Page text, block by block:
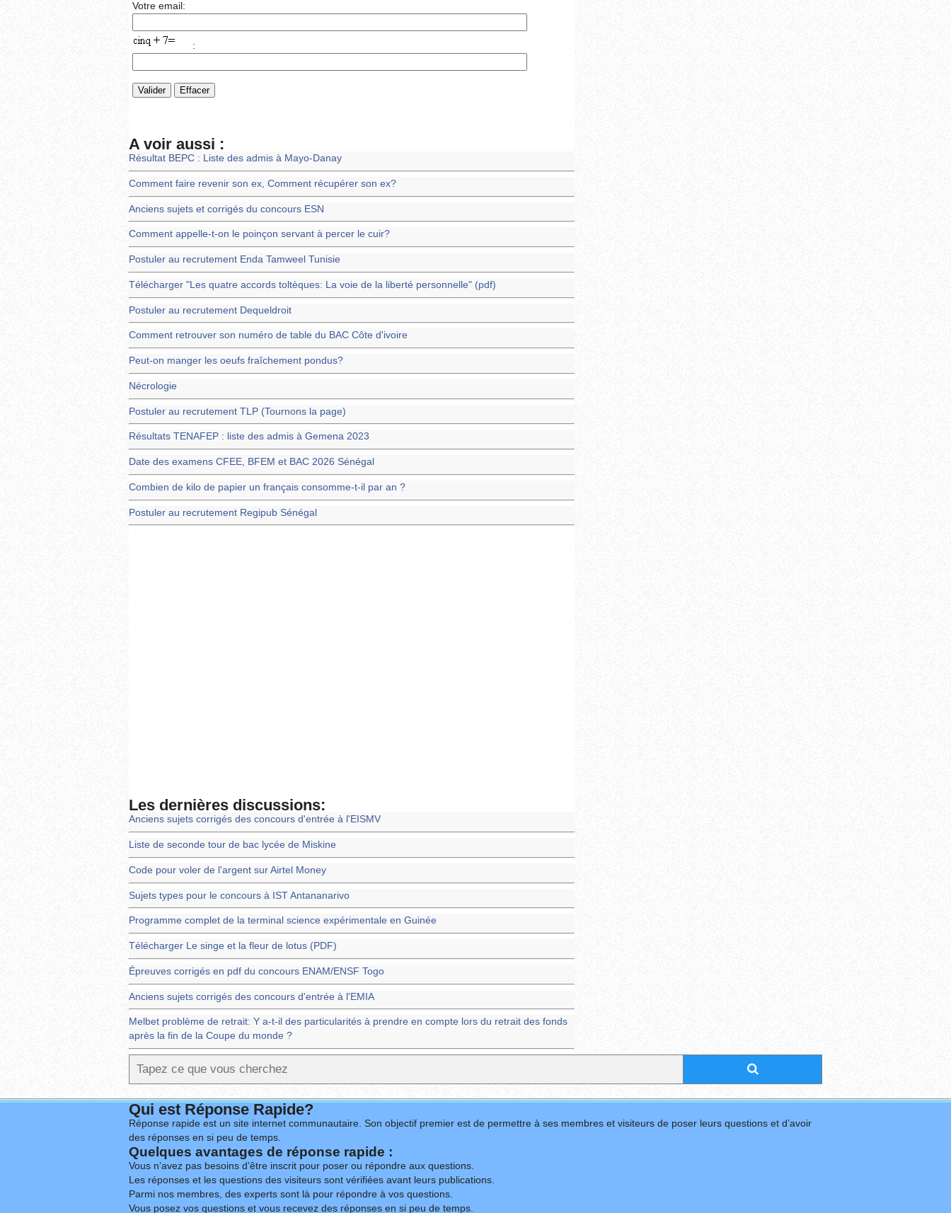
Votre email:
:
A voir aussi :
Résultat BEPC : Liste des admis à Mayo-Danay
Comment faire revenir son ex, Comment récupérer son ex?
Anciens sujets et corrigés du concours ESN
Comment appelle-t-on le poinçon servant à percer le cuir?
Postuler au recrutement Enda Tamweel Tunisie
Télécharger "Les quatre accords toltèques: La voie de la liberté personnelle" (pdf)
Postuler au recrutement Dequeldroit
Comment retrouver son numéro de table du BAC Côte d'ivoire
Peut-on manger les oeufs fraîchement pondus?
Nécrologie
Postuler au recrutement TLP (Tournons la page)
Résultats TENAFEP : liste des admis à Gemena 2023
Date des examens CFEE, BFEM et BAC 2026 Sénégal
Combien de kilo de papier un français consomme-t-il par an ?
Postuler au recrutement Regipub Sénégal
Les dernières discussions:
Anciens sujets corrigés des concours d'entrée à l'EISMV
Liste de seconde tour de bac lycée de Miskine
Code pour voler de l'argent sur Airtel Money
Sujets types pour le concours à IST Antananarivo
Programme complet de la terminal science expérimentale en Guinée
Télécharger Le singe et la fleur de lotus (PDF)
Épreuves corrigés en pdf du concours ENAM/ENSF Togo
Anciens sujets corrigés des concours d'entrée à l'EMIA
Melbet problème de retrait: Y a-t-il des particularités à prendre en compte lors du retrait des fonds
après la fin de la Coupe du monde ?
Qui est Réponse Rapide?
Réponse rapide est un site internet communautaire. Son objectif premier est de permettre à ses membres et visiteurs de poser leurs questions et d’avoir
des réponses en si peu de temps.
Quelques avantages de réponse rapide :
Vous n’avez pas besoins d’être inscrit pour poser ou répondre aux questions.
Les réponses et les questions des visiteurs sont vérifiées avant leurs publications.
Parmi nos membres, des experts sont là pour répondre à vos questions.
Vous posez vos questions et vous recevez des réponses en si peu de temps.